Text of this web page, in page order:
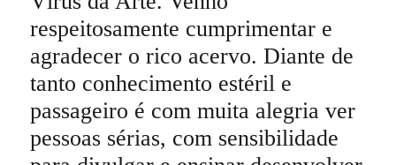
respeitosamente cumprimentar e
agradecer o rico acervo. Diante de
tanto conhecimento estéril e
passageiro é com muita alegria ver
pessoas sérias, com sensibilidade